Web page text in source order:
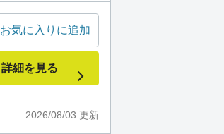
2026/08/03 更新
お気に入りに追加
詳細を見る